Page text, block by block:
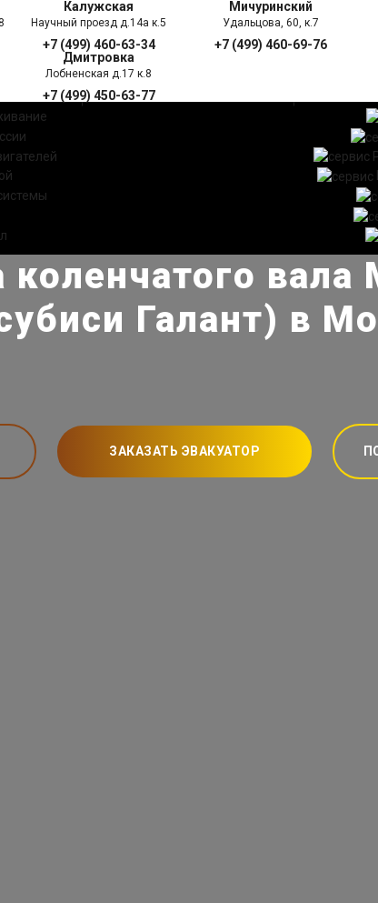
Калужская
Научный проезд д.14а к.5
+7 (499) 460-63-34
Мичуринский
Удальцова, 60, к.7
+7 (499) 460-69-76
Дмитровка
Лобненская д.17 к.8
+7 (499) 450-63-77ПРАЙС ЛИСТ
Галант) в
ЗАКАЗАТЬ ЭВАКУАТОР